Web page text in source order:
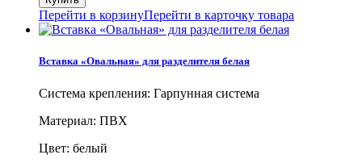
Перейти в корзинуПерейти в карточку товара
Вставка «Овальная» для разделителя белая
Система крепления: Гарпунная система
Материал: ПВХ
Цвет: белый